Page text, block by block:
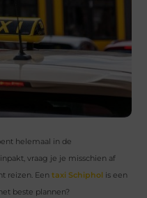
helemaal in de
vraag je je misschien af
reizen. Eentaxi Schiphol is een
beste plannen?